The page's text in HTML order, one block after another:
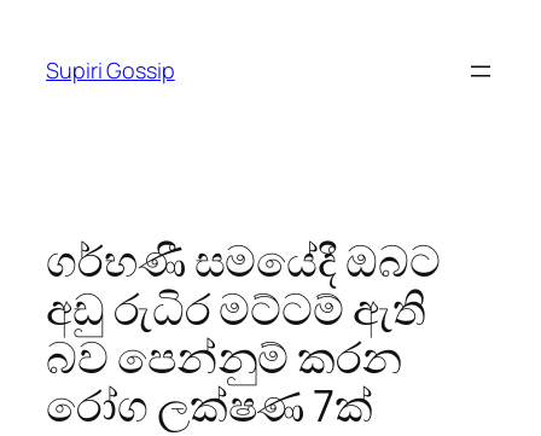
content
Supiri Gossip
ගර්භණී සමයේදී ඔබට
අඩු රුධිර මට්ටම් ඇති
බව පෙන්නුම් කරන
රෝග ලක්ෂණ 7ක්